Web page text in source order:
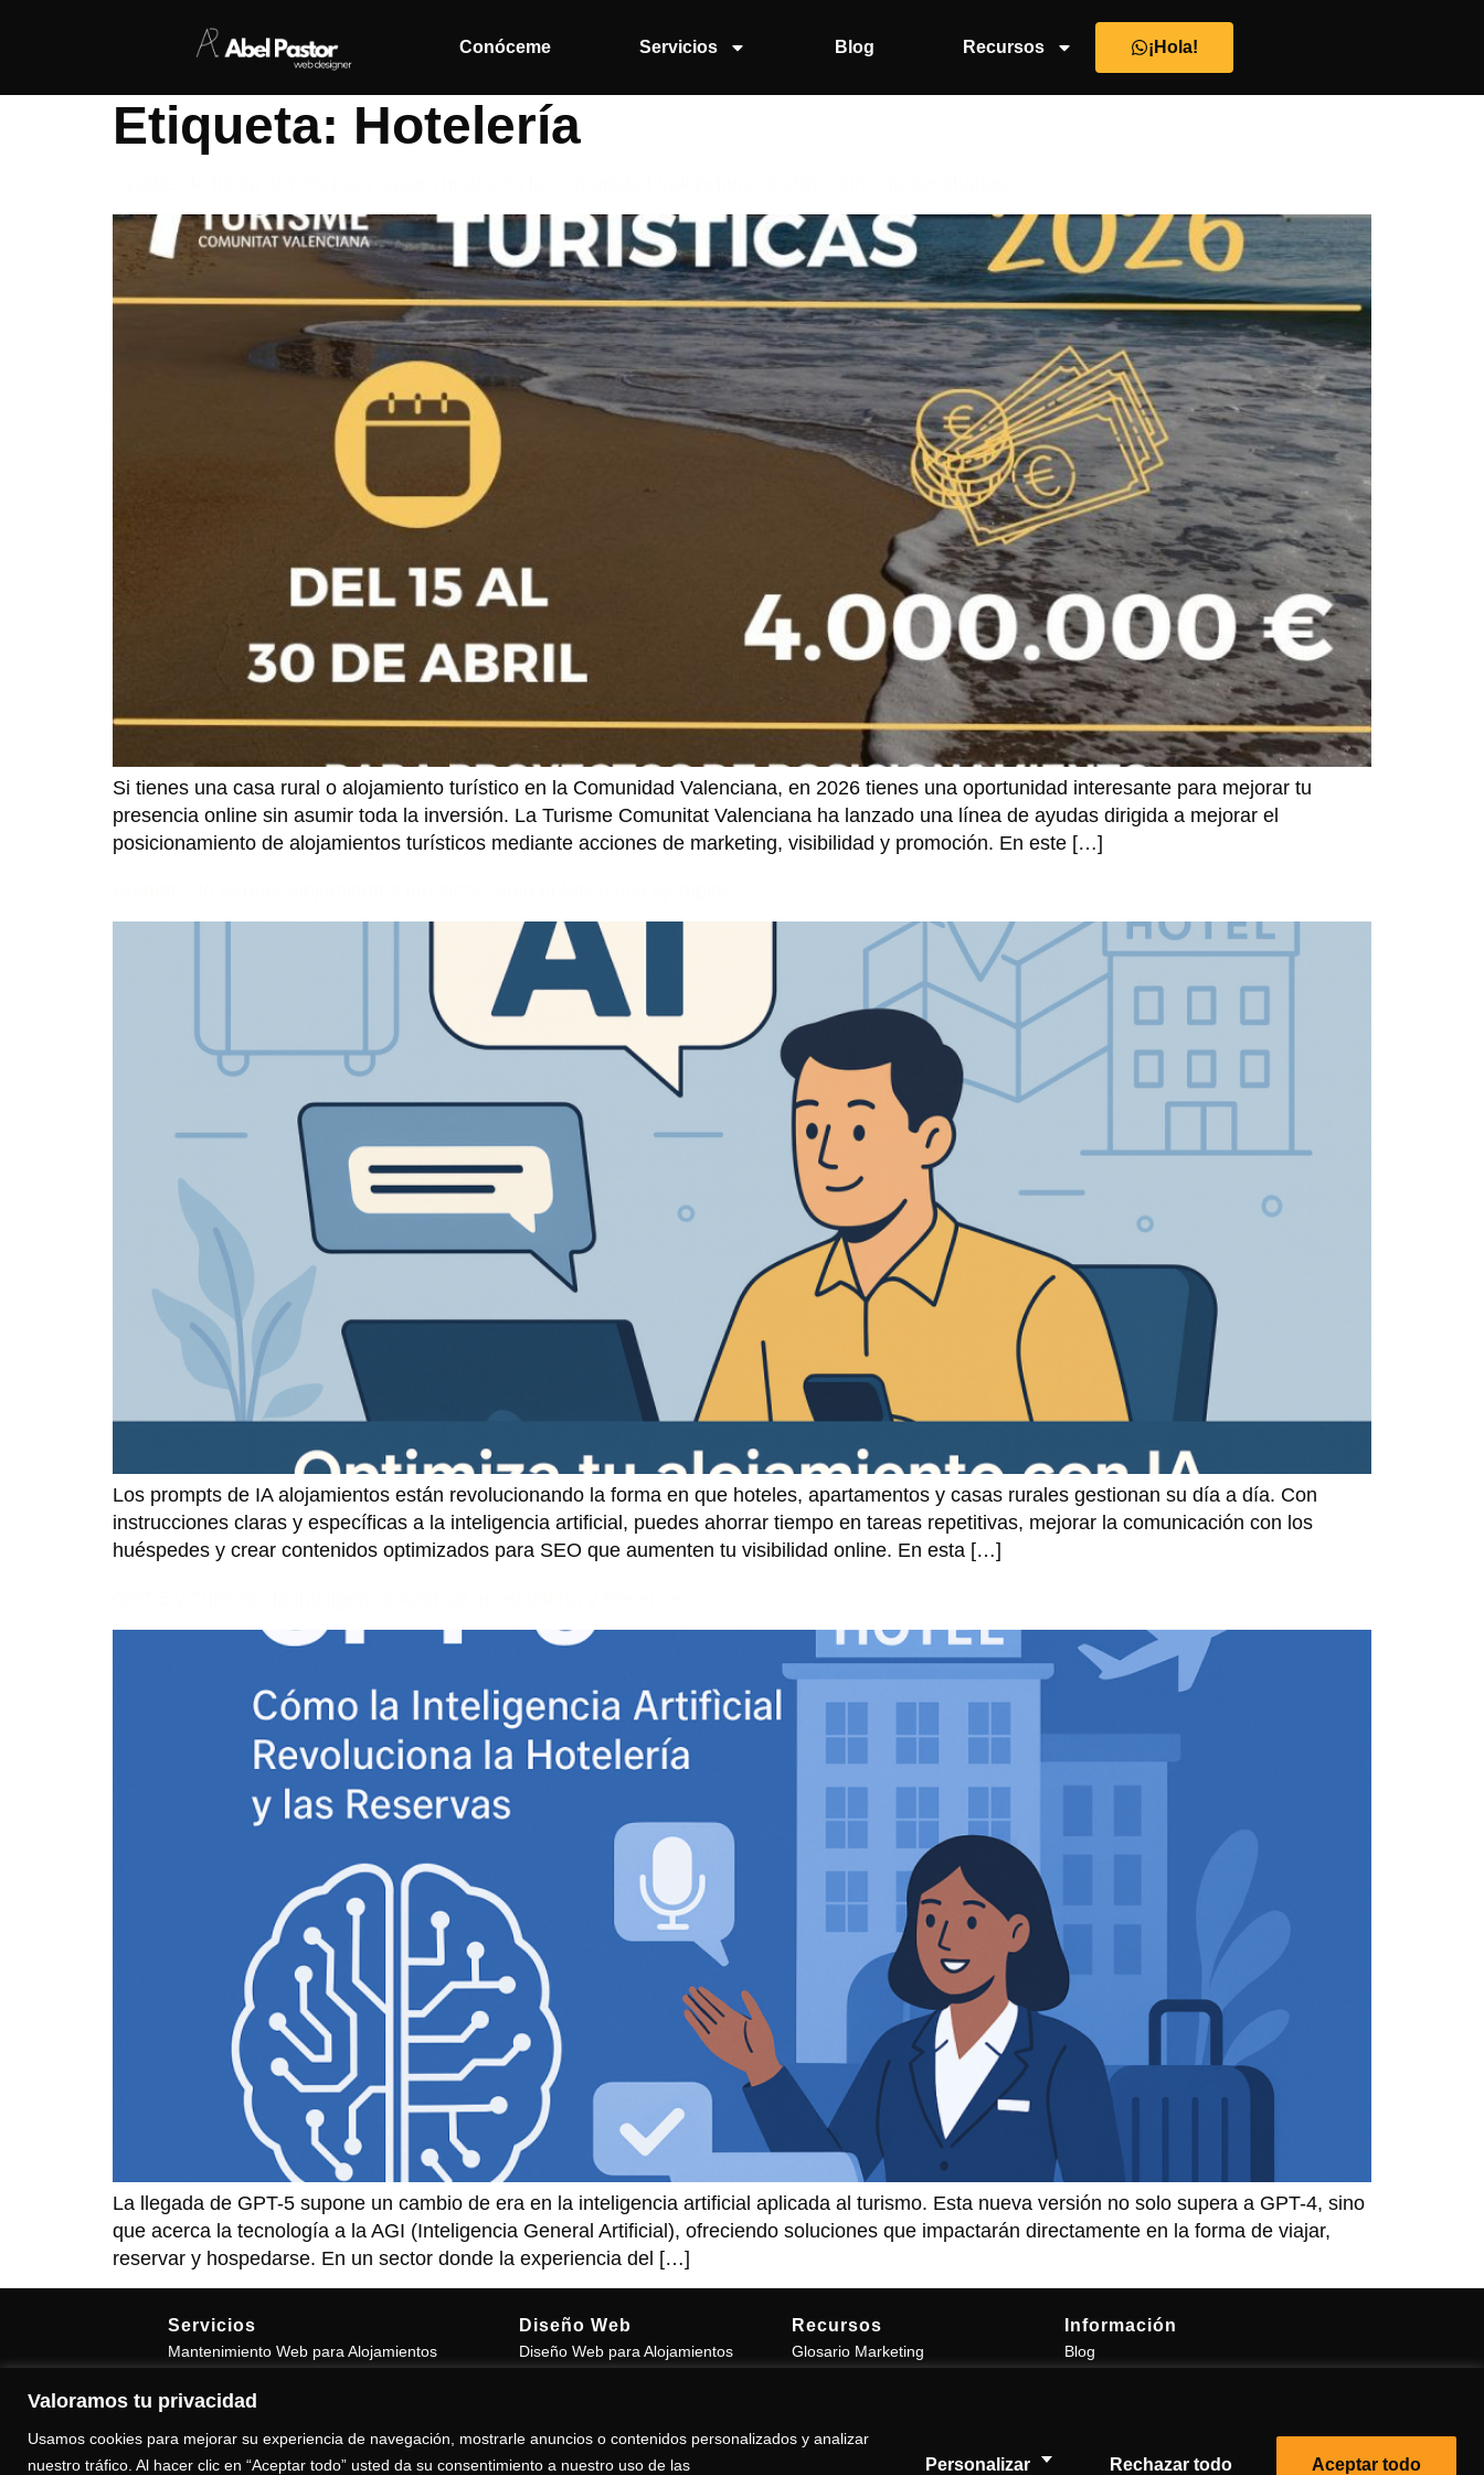
Valoramos tu privacidad
Usamos cookies para mejorar su experiencia de navegación, mostrarle anuncios o contenidos personalizados y analizar
nuestro tráfico. Al hacer clic en “Aceptar todo” usted da su consentimiento a nuestro uso de las
Personalizar Rechazar todo Aceptar todo
Conóceme Servicios Blog Recursos ¡Hola!
Etiqueta: Hotelería
Si tienes una casa rural o alojamiento turístico en la Comunidad Valenciana, en 2026 tienes una oportunidad interesante para mejorar tu
presencia online sin asumir toda la inversión. La Turisme Comunitat Valenciana ha lanzado una línea de ayudas dirigida a mejorar el
posicionamiento de alojamientos turísticos mediante acciones de marketing, visibilidad y promoción. En este […]
Los prompts de IA alojamientos están revolucionando la forma en que hoteles, apartamentos y casas rurales gestionan su día a día. Con
instrucciones claras y específicas a la inteligencia artificial, puedes ahorrar tiempo en tareas repetitivas, mejorar la comunicación con los
huéspedes y crear contenidos optimizados para SEO que aumenten tu visibilidad online. En esta […]
La llegada de GPT-5 supone un cambio de era en la inteligencia artificial aplicada al turismo. Esta nueva versión no solo supera a GPT-4, sino
que acerca la tecnología a la AGI (Inteligencia General Artificial), ofreciendo soluciones que impactarán directamente en la forma de viajar,
reservar y hospedarse. En un sector donde la experiencia del […]
Servicios
Mantenimiento Web para Alojamientos
Mystery Guest para Alojamientos
Redes Sociales para Alojamientos
Diseño Web
Diseño Web para Alojamientos
Diseño Web Wordpress Murcia
Recursos
Glosario Marketing
Información
Blog